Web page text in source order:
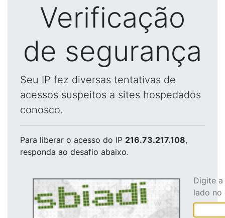
Verificação
de segurança
Seu IP fez diversas tentativas de
acessos suspeitos a sites hospedados
conosco.
Para liberar o acesso do IP 216.73.217.108,
responda ao desafio abaixo.
Digite
lado no